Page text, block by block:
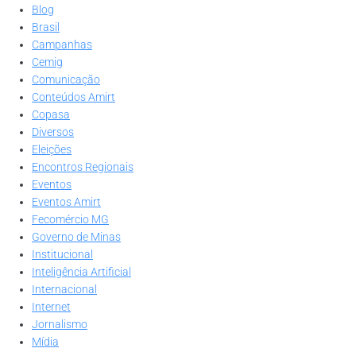
Blog
Brasil
Campanhas
Cemig
Comunicação
Conteúdos Amirt
Copasa
Diversos
Eleições
Encontros Regionais
Eventos
Eventos Amirt
Fecomércio MG
Governo de Minas
Institucional
Inteligência Artificial
Internacional
Internet
Jornalismo
Mídia